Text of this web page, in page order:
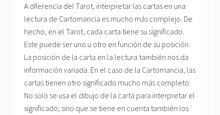
A diferencia del Tarot, interpretar las cartas en una
lectura de Cartomancia es mucho más complejo. De
hecho, en el Tarot, cada carta tiene su significado.
Este puede ser uno u otro en función de su posición.
La posición de la carta en la lectura también nos da
información variada. En el caso de la Cartomancia, las
cartas tienen otro significado mucho más completo.
No solo se usa el dibujo de la carta para interpretar el
significado; sino que se tiene en cuenta también los